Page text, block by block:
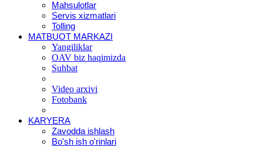
Mahsulotlar
Servis xizmatlari
Tolling
MATBUOT MARKAZI
Yangiliklar
OAV biz haqimizda
Suhbat
Video arxivi
Fotobank
KARYERA
Zavodda ishlash
Bo'sh ish o'rinlari